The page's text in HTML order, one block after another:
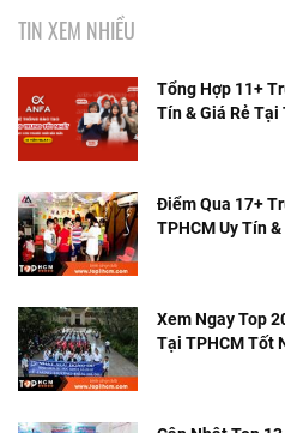
TIN XEM NHIỀU
Tổng Hợp 11+
Tín & Giá Rẻ Tại
Điểm Qua 17+
TPHCM Uy Tín
Xem Ngay Top
Tại TPHCM Tốt